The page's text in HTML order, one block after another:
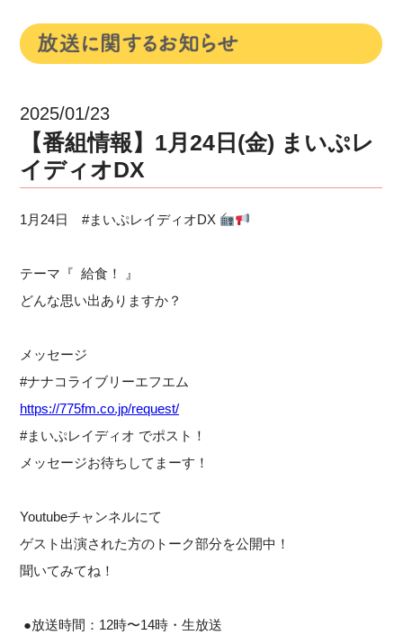
2025/01/23
【番組情報】1月24日(金) まいぷレ
イディオDX
1月24日 #まいぷレイディオDX
テーマ『 給食！ 』
どんな思い出ありますか？
メッセージ
#ナナコライブリーエフエム
https://775fm.co.jp/request/
#まいぷレイディオ でポスト！
メッセージお待ちしてまーす！
Youtubeチャンネルにて
ゲスト出演された方のトーク部分を公開中！
聞いてみてね！
●放送時間：12時〜14時・生放送